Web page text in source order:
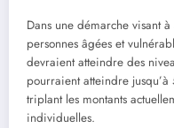
Dans une démarche visant
personnes âgées et
devraient atteindre des
pourraient atteindre
triplant les montants
individuelles.